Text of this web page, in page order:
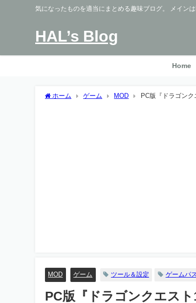
気になったものを適当にまとめる趣味ブログ。 メイン
HAL’s Blog
Home
ホーム ゲーム MOD PC版『ドラゴン
MOD ゲーム ツール＆設定 ゲームパス
PC版『ドラゴンクエス